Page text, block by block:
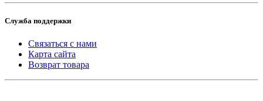
Служба поддержки
Связаться с нами
Карта сайта
Возврат товара